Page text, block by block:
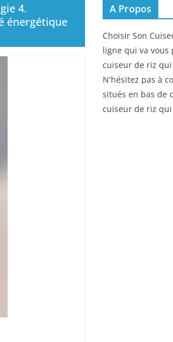
4.
énergétique
A Propos
Choisir Son
ligne qui va
cuiseur de riz
N'hésitez pas à
situés en bas de
cuiseur de riz